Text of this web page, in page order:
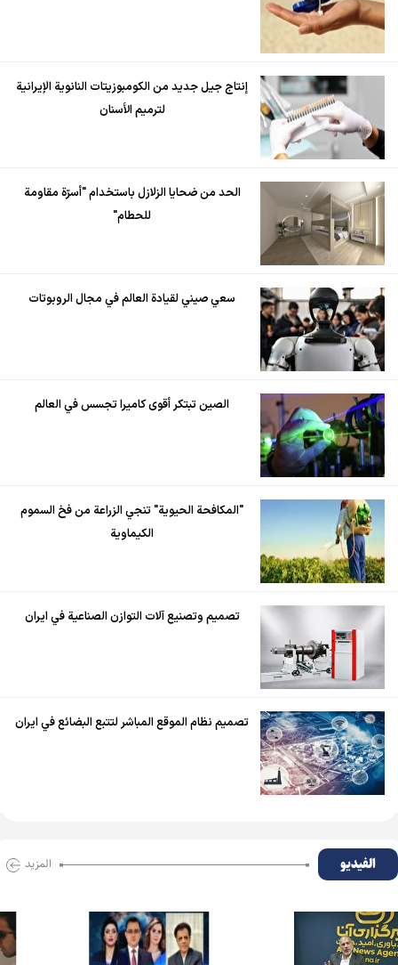
إنتاج جيل جديد من الكومبوزيتات النانوية الإيرانية
لترميم الأسنان
الحد من ضحايا الزلازل باستخدام "أسرّة مقاومة
للحطام"
سعي صيني لقيادة العالم في مجال الروبوتات
الصين تبتكر أقوى كاميرا تجسس في العالم
"المكافحة الحيوية" تنجي الزراعة من فخ السموم
الكيماوية
تصميم وتصنيع آلات التوازن الصناعية في ايران
تصميم نظام الموقع المباشر لتتبع البضائع في ايران
الفیدیو المزید